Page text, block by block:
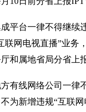
平台一律不得继续
联网电视直播”业务
和属地省局分省上
有线网络公司一律
为新增违规“互联